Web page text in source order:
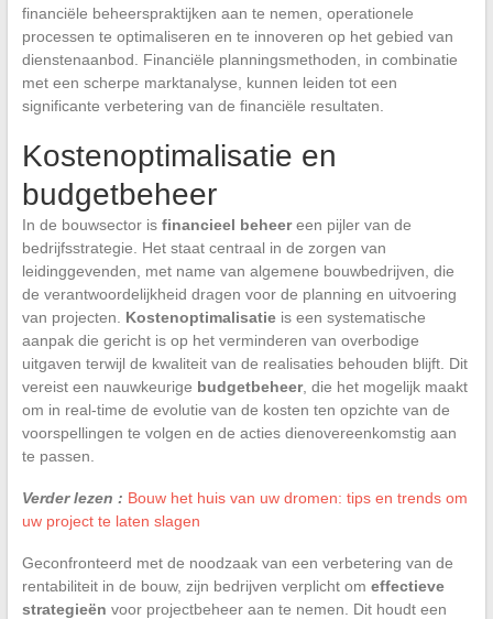
financiële beheerspraktijken aan te nemen, operationele
processen te optimaliseren en te innoveren op het gebied van
dienstenaanbod. Financiële planningsmethoden, in combinatie
met een scherpe marktanalyse, kunnen leiden tot een
significante verbetering van de financiële resultaten.
Kostenoptimalisatie en
budgetbeheer
In de bouwsector is financieel beheereen pijler van de
bedrijfsstrategie. Het staat centraal in de zorgen van
leidinggevenden, met name van algemene bouwbedrijven, die
de verantwoordelijkheid dragen voor de planning en uitvoering
van projecten. Kostenoptimalisatieis een systematische
aanpak die gericht is op het verminderen van overbodige
uitgaven terwijl de kwaliteit van de realisaties behouden blijft. Dit
vereist een nauwkeurige budgetbeheer, die het mogelijk maakt
om in real-time de evolutie van de kosten ten opzichte van de
voorspellingen te volgen en de acties dienovereenkomstig aan
te passen.
Verder lezen : Bouw het huis van uw dromen: tips en trends om
uw project te laten slagen
Geconfronteerd met de noodzaak van een verbetering van de
rentabiliteit in de bouw, zijn bedrijven verplicht om effectieve
strategieën voor projectbeheer aan te nemen. Dit houdt een